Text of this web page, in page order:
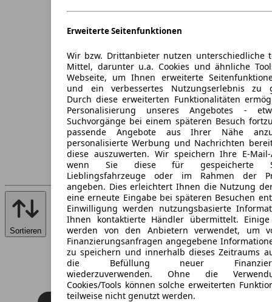
Erweiterte Seitenfunktionen
Wir bzw. Drittanbieter nutzen unterschiedliche
Mittel, darunter u.a. Cookies und ähnliche
Webseite, um Ihnen erweiterte
und ein verbessertes Nutzungserlebnis zu
Durch diese erweiterten Funktionalitäten
Personalisierung unseres Angebotes -
Suchvorgänge bei einem späteren Besuch
passende Angebote aus Ihrer Nähe
personalisierte Werbung und Nachrichten
diese auszuwerten. Wir speichern Ihre E-Mail-
wenn Sie diese für gespeicherte
Lieblingsfahrzeuge oder im Rahmen der
angeben. Dies erleichtert Ihnen die Nutzung
eine erneute Eingabe bei späteren Besuchen
Einwilligung werden nutzungsbasierte
Ihnen kontaktierte Händler übermittelt. Einige
werden von den Anbietern verwendet, um
Finanzierungsanfragen angegebene
zu speichern und innerhalb dieses Zeitraums
die Befüllung neuer
wiederzuverwenden. Ohne die
Cookies/Tools können solche erweiterten
teilweise nicht genutzt werden.
Sortieren